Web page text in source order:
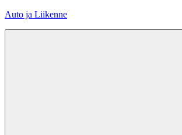
Skip
Auto ja Liikenne